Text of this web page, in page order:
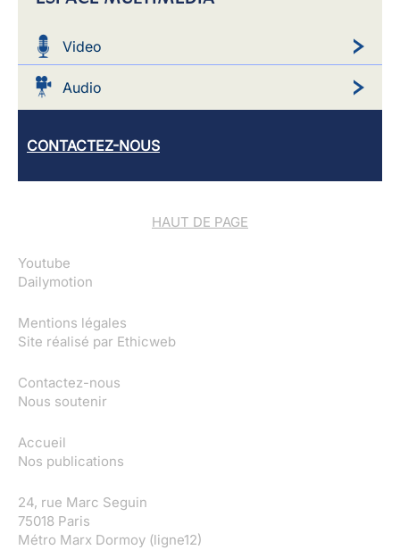
Video
Audio
CONTACTEZ-NOUS
HAUT DE PAGE
Youtube
Dailymotion
Mentions légales
Site réalisé par Ethicweb
Contactez-nous
Nous soutenir
Accueil
Nos publications
24, rue Marc Seguin
75018 Paris
Métro Marx Dormoy (ligne12)